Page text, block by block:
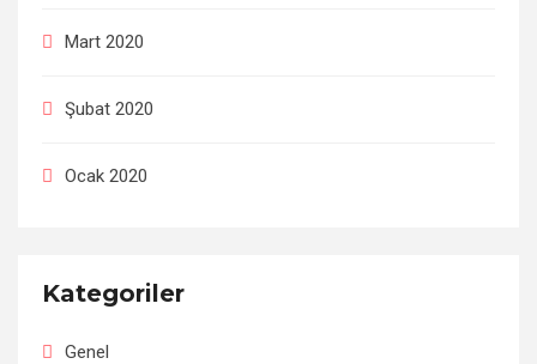
Mart 2020
Şubat 2020
Ocak 2020
Kategoriler
Genel